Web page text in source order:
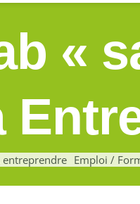
«
entreprendre Emploi /